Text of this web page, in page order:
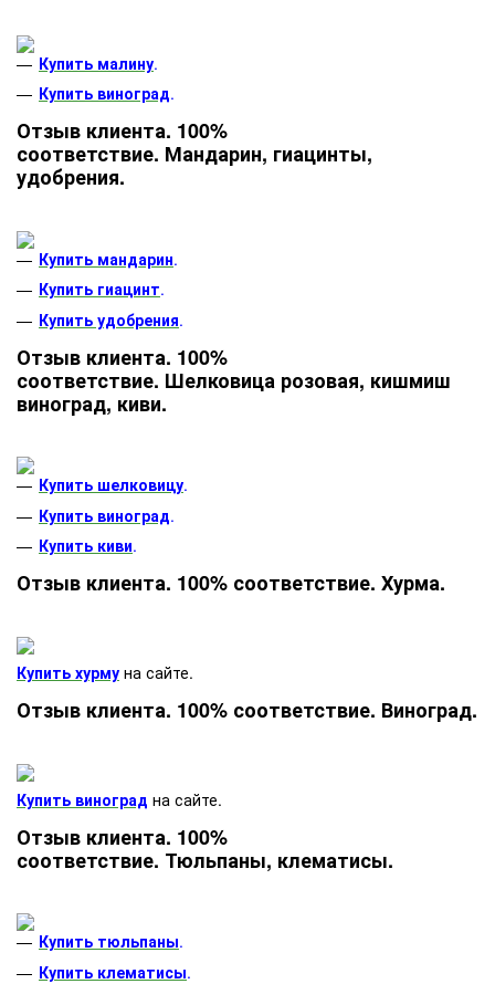
Купить малину.
Купить виноград.
Отзыв клиента. 100%
соответствие. Мандарин, гиацинты,
удобрения.
Купить мандарин.
Купить гиацинт.
Купить удобрения.
Отзыв клиента. 100%
соответствие. Шелковица розовая, кишмиш
виноград, киви.
Купить шелковицу.
Купить виноград.
Купить киви.
Отзыв клиента. 100% соответствие. Хурма.
Купить хурму на сайте.
Отзыв клиента. 100% соответствие. Виноград.
Купить виноград на сайте.
Отзыв клиента. 100%
соответствие. Тюльпаны, клематисы.
Купить тюльпаны.
Купить клематисы.